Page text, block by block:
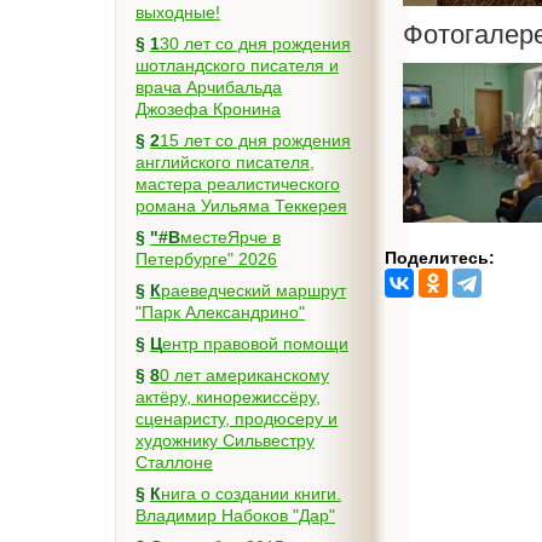
выходные!
§ 130 лет со дня рождения
шотландского писателя и
врача Арчибальда
Джозефа Кронина
§ 215 лет со дня рождения
английского писателя,
мастера реалистического
романа Уильяма Теккерея
§ "#ВместеЯрче в
Петербурге" 2026
§ Краеведческий маршрут
"Парк Александрино"
§
Центр правовой помощи
§ 80 лет американскому
актёру, кинорежиссёру,
сценаристу, продюсеру и
художнику Сильвестру
Сталлоне
§ Книга о создании книги.
Владимир Набоков "Дар"
Поделитесь: